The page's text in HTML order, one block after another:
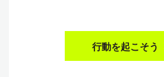
行動を起こそう